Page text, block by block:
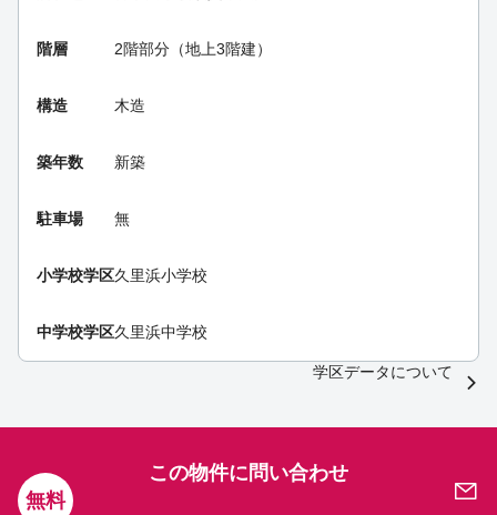
階層 2階部分（地上3階建）
構造 木造
築年数 新築
駐車場 無
小学校学区久里浜小学校
中学校学区久里浜中学校
学区データについて
無料
この物件に問い合わせ